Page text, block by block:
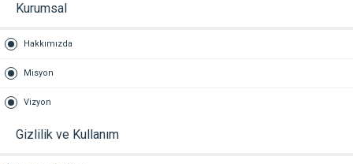
Kurumsal
Hakkımızda
Misyon
Vizyon
Gizlilik ve Kullanım